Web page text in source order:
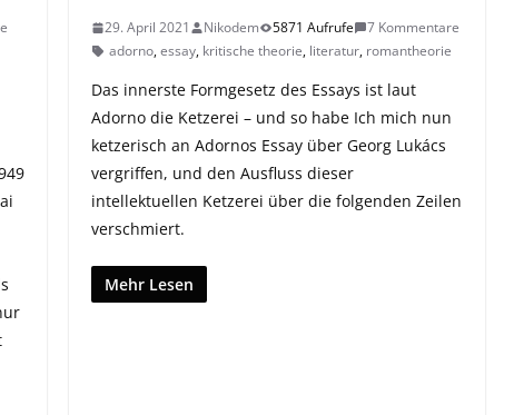
29. April 2021 Nikodem 5871 Aufrufe
7 Kommentare
adorno,essay, kritische theorie, literatur, romantheorie
Das innerste Formgesetz des Essays ist laut
Adorno die Ketzerei – und so habe Ich mich nun
ketzerisch an Adornos Essay über Georg Lukács
vergriffen, und den Ausfluss dieser
intellektuellen Ketzerei über die folgenden Zeilen
verschmiert.
Mehr Lesen